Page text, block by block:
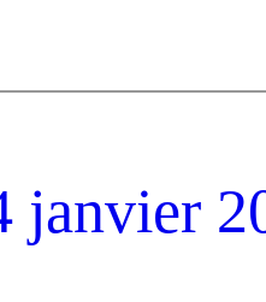
janvier